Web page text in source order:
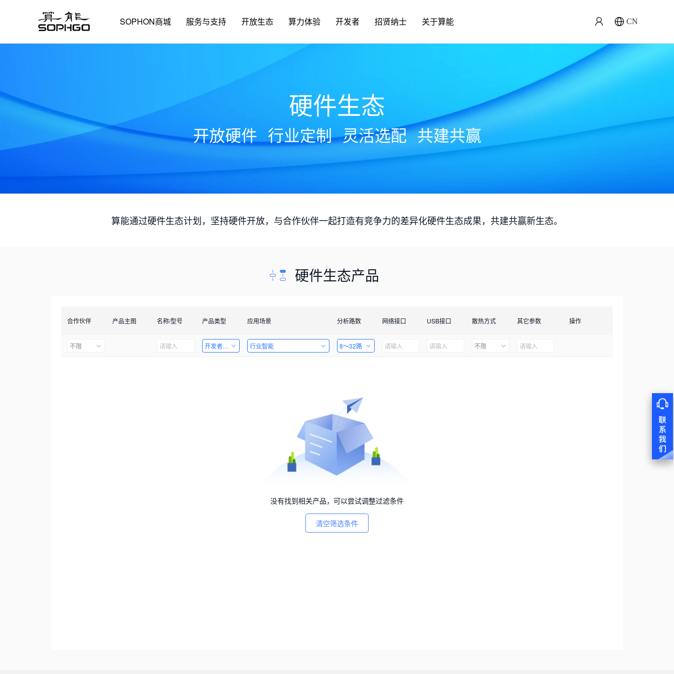
SOPHON商城 服务与支持 开放生态 算力体验 开发者 招贤纳士 关于算能 CN
硬件生态
开放硬件 行业定制 灵活选配 共建共赢
算能通过硬件生态计划，坚持硬件开放，与合作伙伴一起打造有竞争力的差异化硬件生态成果，共建共赢新生态。
硬件生态产品
合作伙伴 产品主图 名称/型号 产品类型 应用场景 分析路数 网络接口 USB接口 散热方式 其它参数 操作
不限 开发者套件 行业智能 8～32路 不限
没有找到相关产品，可以尝试调整过滤条件
清空筛选条件